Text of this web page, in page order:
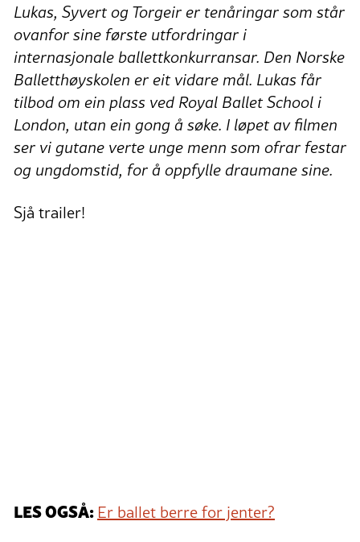
Lukas, Syvert og Torgeir er tenåringar som står
ovanfor sine første utfordringar i
internasjonale ballettkonkurransar. Den Norske
Balletthøyskolen er eit vidare mål. Lukas får
tilbod om ein plass ved Royal Ballet School i
London, utan ein gong å søke. I løpet av filmen
ser vi gutane verte unge menn som ofrar festar
og ungdomstid, for å oppfylle draumane sine.
Sjå trailer!
LES OGSÅ: Er ballet berre for jenter?